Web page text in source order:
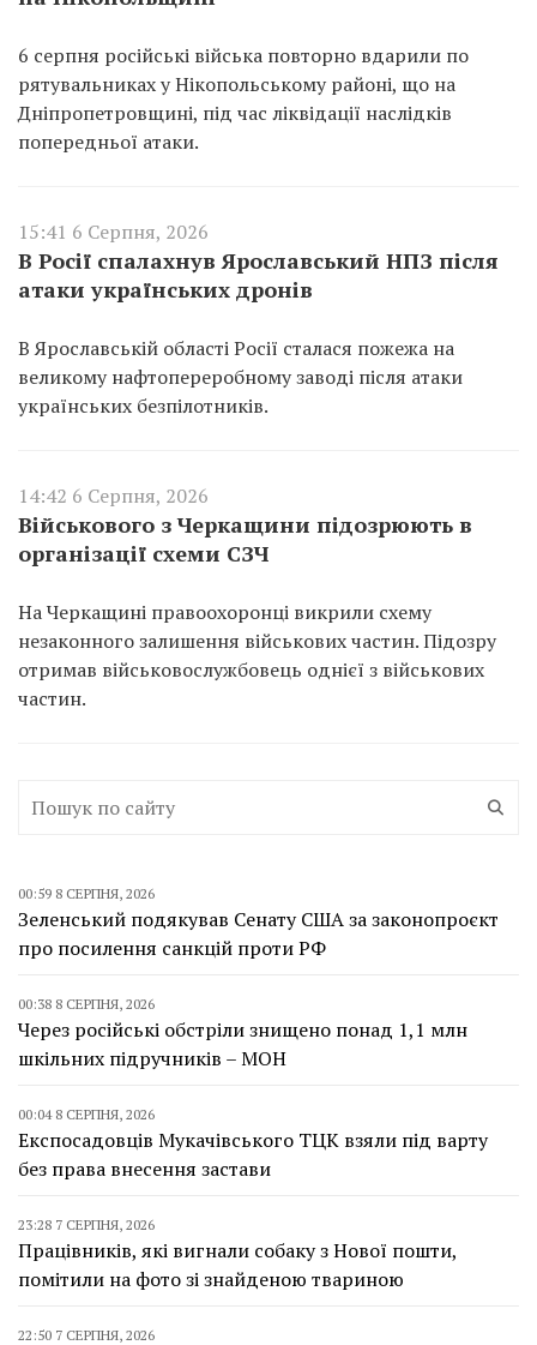
6 серпня російські війська повторно вдарили по
рятувальниках у Нікопольському районі, що на
Дніпропетровщині, під час ліквідації наслідків
попередньої атаки.
15:41 6 Серпня, 2026
В Росії спалахнув Ярославський НПЗ після
атаки українських дронів
В Ярославській області Росії сталася пожежа на
великому нафтопереробному заводі після атаки
українських безпілотників.
14:42 6 Серпня, 2026
Військового з Черкащини підозрюють в
організації схеми СЗЧ
На Черкащині правоохоронці викрили схему
незаконного залишення військових частин. Підозру
отримав військовослужбовець однієї з військових
частин.
00:59 8 СЕРПНЯ, 2026
Зеленський подякував Сенату США за законопроєкт
про посилення санкцій проти РФ
00:38 8 СЕРПНЯ, 2026
Через російські обстріли знищено понад 1,1 млн
шкільних підручників – МОН
00:04 8 СЕРПНЯ, 2026
Експосадовців Мукачівського ТЦК взяли під варту
без права внесення застави
23:28 7 СЕРПНЯ, 2026
Працівників, які вигнали собаку з Нової пошти,
помітили на фото зі знайденою твариною
22:50 7 СЕРПНЯ, 2026